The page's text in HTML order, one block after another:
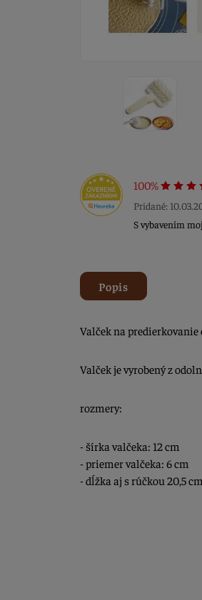
100%
Pridané:
S vybavením
Popis
Valček na predierkovanie
Valček je vyrobený z
rozmery:
- šírka valčeka: 12 cm
- priemer valčeka: 6 cm
- dĺžka aj s rúčkou 20,5 cm